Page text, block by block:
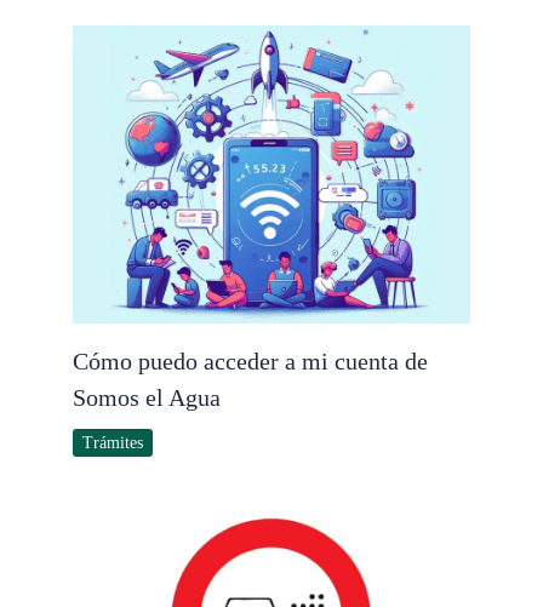
Cómo puedo acceder a mi cuenta de
Somos el Agua
Trámites